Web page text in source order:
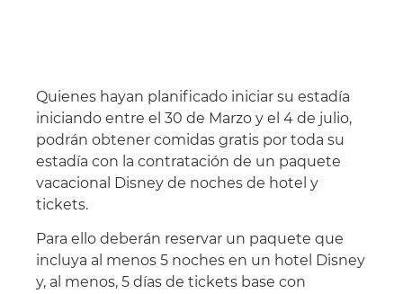
Quienes hayan planificado iniciar su estadía
iniciando entre el 30 de Marzo y el 4 de julio,
podrán obtener comidas gratis por toda su
estadía con la contratación de un paquete
vacacional Disney de noches de hotel y
tickets.
Para ello deberán reservar un paquete que
incluya al menos 5 noches en un hotel Disney
y, al menos, 5 días de tickets base con